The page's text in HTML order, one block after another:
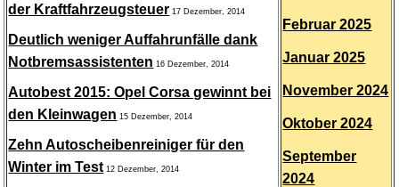
der Kraftfahrzeugsteuer 17 Dezember, 2014
Deutlich weniger Auffahrunfälle dank
Notbremsassistenten 16 Dezember, 2014
Autobest 2015: Opel Corsa gewinnt bei
den Kleinwagen 15 Dezember, 2014
Zehn Autoscheibenreiniger für den
Winter im Test 12 Dezember, 2014
Februar 2025
Januar 2025
November 2024
Oktober 2024
September
2024